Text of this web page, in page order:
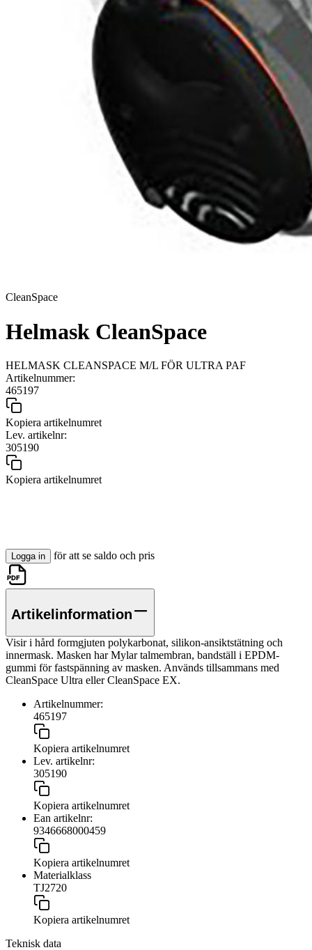
CleanSpace
Helmask CleanSpace
HELMASK CLEANSPACE M/L FÖR ULTRA PAF
Artikelnummer:
465197
Kopiera artikelnumret
Lev. artikelnr:
305190
Kopiera artikelnumret
Logga in för att se saldo och pris
Artikelinformation
Visir i hård formgjuten polykarbonat, silikon-ansiktstätning och
innermask. Masken har Mylar talmembran, bandställ i EPDM-
gummi för fastspänning av masken. Används tillsammans med
CleanSpace Ultra eller CleanSpace EX.
Artikelnummer:
465197
Kopiera artikelnumret
Lev. artikelnr:
305190
Kopiera artikelnumret
Ean artikelnr:
9346668000459
Kopiera artikelnumret
Materialklass
TJ2720
Kopiera artikelnumret
Teknisk data